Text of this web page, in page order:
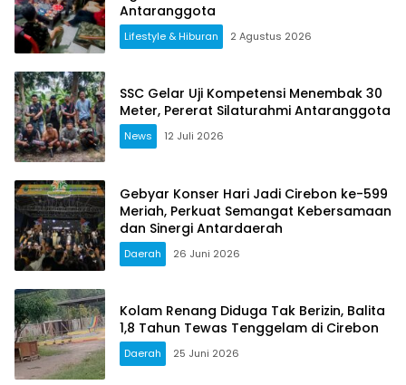
Antaranggota
Lifestyle & Hiburan 2 Agustus 2026
SSC Gelar Uji Kompetensi Menembak 30
Meter, Pererat Silaturahmi Antaranggota
News 12 Juli 2026
Gebyar Konser Hari Jadi Cirebon ke-599
Meriah, Perkuat Semangat Kebersamaan
dan Sinergi Antardaerah
Daerah 26 Juni 2026
Kolam Renang Diduga Tak Berizin, Balita
1,8 Tahun Tewas Tenggelam di Cirebon
Daerah 25 Juni 2026